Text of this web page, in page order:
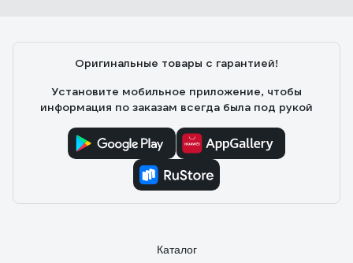
Оригинальные товары с гарантией!
Установите мобильное приложение, чтобы
информация по заказам всегда была под рукой
Каталог